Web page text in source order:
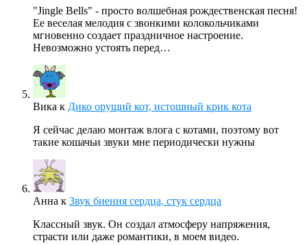
"Jingle Bells" - просто волшебная рождественская песня!
Ее веселая мелодия с звонкими колокольчиками
мгновенно создает праздничное настроение.
Невозможно устоять перед…
Вика к Дико орущий кот, истошный крик кота
Я сейчас делаю монтаж влога с котами, поэтому вот
такие кошачьи звуки мне периодически нужны
Анна к Звук биения сердца, стук сердца
Классный звук. Он создал атмосферу напряжения,
страсти или даже романтики, в моем видео.